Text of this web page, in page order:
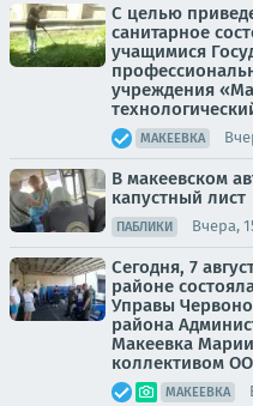
С целью
санитарное
учащимися
учреждения
МАКЕЕВКА
В макеевском
капустный лист
ПАБЛИКИ Вчера,
Сегодня, 7
районе
Управы
района
Макеевка
коллективом
МАКЕЕВКА